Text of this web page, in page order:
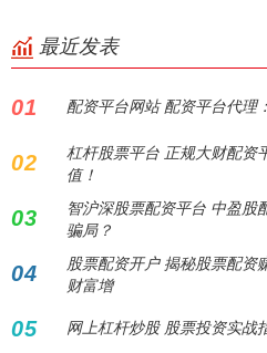
最近发表
01 配资平台网站 配资平台代理
02
杠杆股票平台 正规大财配资
值！
03
智沪深股票配资平台 中盈股
骗局？
04
股票配资开户 揭秘股票配资
财富增
05 网上杠杆炒股 股票投资实战